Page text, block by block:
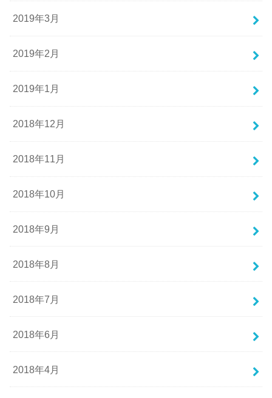
2019年3月
2019年2月
2019年1月
2018年12月
2018年11月
2018年10月
2018年9月
2018年8月
2018年7月
2018年6月
2018年4月